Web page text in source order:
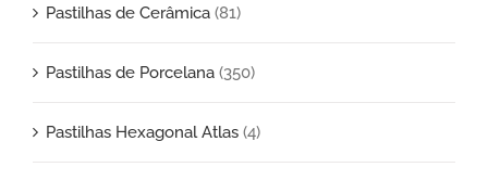
Pastilhas de Cerâmica (81)
Pastilhas de Porcelana (350)
Pastilhas Hexagonal Atlas (4)